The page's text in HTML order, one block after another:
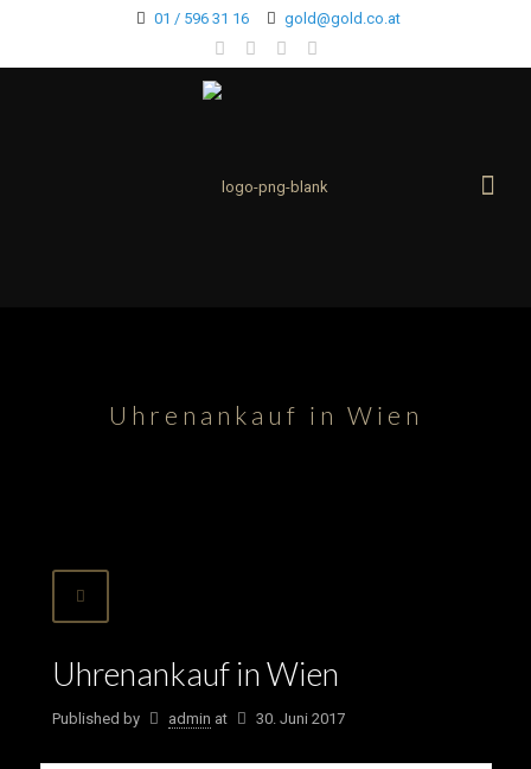
01 / 596 31 16 gold@gold.co.at
Uhrenankauf in Wien
Uhrenankauf in Wien
Published by admin at 30. Juni 2017